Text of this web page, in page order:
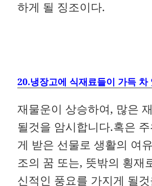
하게 될 징조이다.
20.냉장고에 식재료들이 가득 차
재물운이 상승하여, 많은
될것을 암시합니다.혹은
게 받은 선물로 생활의 여
조의 꿈 또는, 뜻밖의 횡재
신적인 풍요를 가지게 될